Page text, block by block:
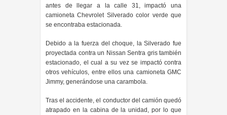
antes de llegar a la calle 31, impactó una
camioneta Chevrolet Silverado color verde que
se encontraba estacionada.
Debido a la fuerza del choque, la Silverado fue
proyectada contra un Nissan Sentra gris también
estacionado, el cual a su vez se impactó contra
otros vehículos, entre ellos una camioneta GMC
Jimmy, generándose una carambola.
Tras el accidente, el conductor del camión quedó
atrapado en la cabina de la unidad, por lo que